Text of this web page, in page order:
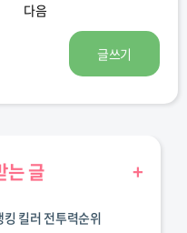
다음
글쓰기
는 글 +
킹 킬러 전투력순위